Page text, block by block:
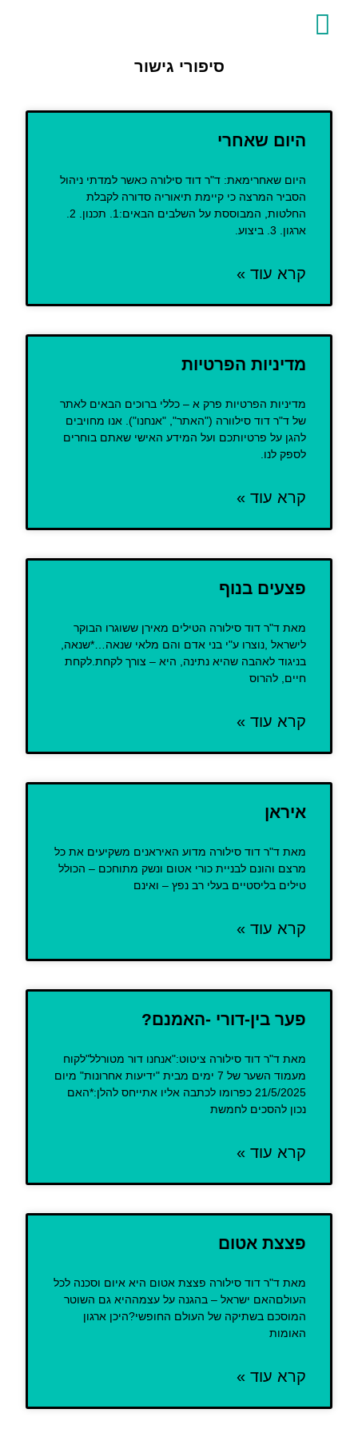
לתוכן
סיפורי גישור
היום שאחרי
היום שאחרימאת: ד"ר דוד סילורה כאשר למדתי ניהול
הסביר המרצה כי קיימת תיאוריה סדורה לקבלת
ארגון. 3. ביצוע.
קרא עוד »
מדיניות הפרטיות
מדיניות הפרטיות פרק א – כללי ברוכים הבאים לאתר
של ד"ר דוד סילוורה ("האתר", "אנחנו"). אנו מחויבים
להגן על פרטיותכם ועל המידע האישי שאתם בוחרים
לספק לנו.
קרא עוד »
פצעים בנוף
מאת ד"ר דוד סילורה הטילים מאירן ששוגרו הבוקר
לישראל ,נוצרו ע"י בני אדם והם מלאי שנאה…*שנאה,
בניגוד לאהבה שהיא נתינה, היא – צורך לקחת.לקחת
חיים, להרוס
קרא עוד »
איראן
מאת ד"ר דוד סילורה מדוע האיראנים משקיעים את כל
מרצם והונם לבניית כורי אטום ונשק מתוחכם – הכולל
טילים בליסטיים בעלי רב נפץ – ואינם
קרא עוד »
פער בין-דורי -האמנם?
מאת ד"ר דוד סילורה ציטוט:"אנחנו דור מטורלל"לקוח
מעמוד השער של 7 ימים מבית "ידיעות אחרונות" מיום
21/5/2025 כפרומו לכתבה אליו אתייחס להלן:*האם
נכון להסכים לחמשת
קרא עוד »
פצצת אטום
מאת ד"ר דוד סילורה פצצת אטום היא איום וסכנה לכל
העולםהאם ישראל – בהגנה על עצמההיא גם השוטר
המוסכם בשתיקה של העולם החופשי?היכן ארגון
האומות
קרא עוד »